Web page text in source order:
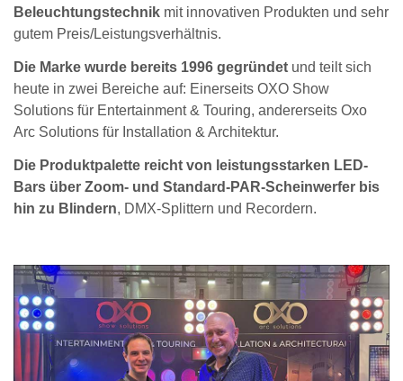
Beleuchtungstechnik mit innovativen Produkten und sehr
gutem Preis/Leistungsverhältnis.
Die Marke wurde bereits 1996 gegründet und teilt sich
heute in zwei Bereiche auf: Einerseits OXO Show
Solutions für Entertainment & Touring, andererseits Oxo
Arc Solutions für Installation & Architektur.
Die Produktpalette reicht von leistungsstarken LED-
Bars über Zoom- und Standard-PAR-Scheinwerfer bis
hin zu Blindern, DMX-Splittern und Recordern.